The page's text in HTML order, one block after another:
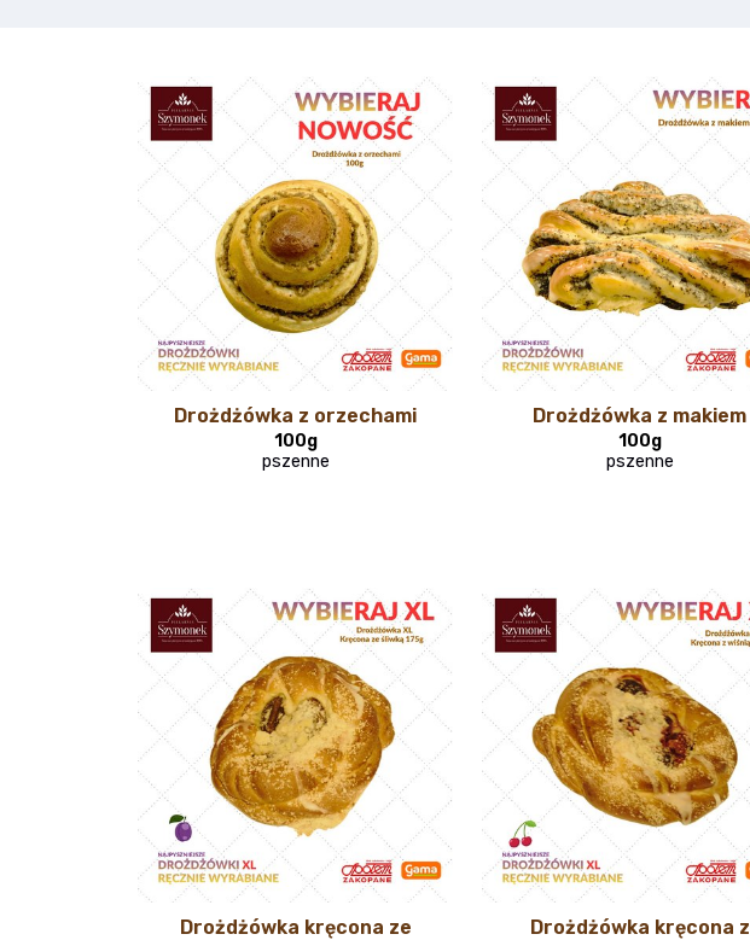
Drożdżówka z orzechami
100g
pszenne
Drożdżówka z makiem
100g
pszenne
Drożdżówka kręcona ze
Drożdżówka kręcona z